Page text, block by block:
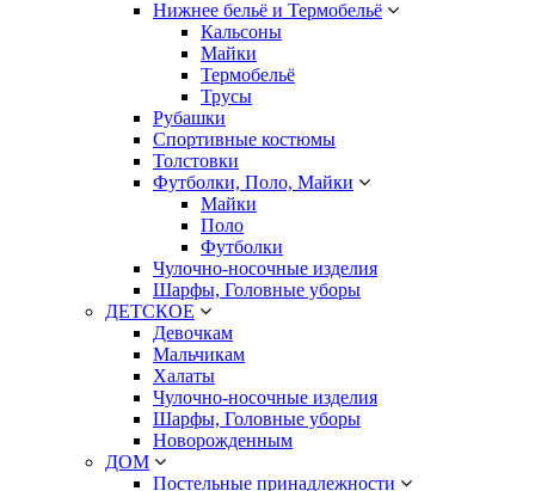
Нижнее бельё и Термобельё
Кальсоны
Майки
Термобельё
Трусы
Рубашки
Спортивные костюмы
Толстовки
Футболки, Поло, Майки
Майки
Поло
Футболки
Чулочно-носочные изделия
Шарфы, Головные уборы
ДЕТСКОЕ
Девочкам
Мальчикам
Халаты
Чулочно-носочные изделия
Шарфы, Головные уборы
Новорожденным
ДОМ
Постельные принадлежности